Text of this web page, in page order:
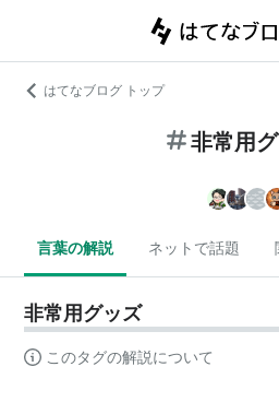
はてなブログ トップ
非常用
言葉の解説 ネットで話題
非常用グッズ
このタグの解説について